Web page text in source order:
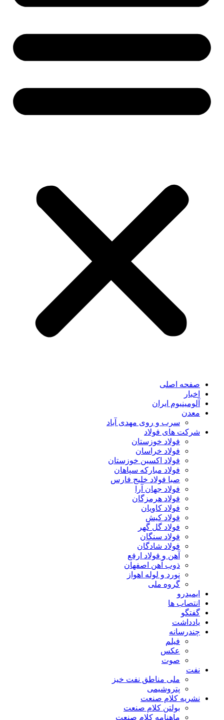
صفحه اصلی
اخبار
آلومینیوم ایران
معدن
سرب و روی مهدی آباد
شرکت های فولاد
فولاد خوزستان
فولاد خراسان
فولاد اکسین خوزستان
فولاد مبارکه سپاهان
صبا فولاد خلیج فارس
فولاد جهان آرا
فولاد هرمزگان
فولاد کاویان
فولاد کیش
فولاد گل گهر
فولاد سنگان
فولاد شادگان
آهن و فولاد ارفع
ذوب آهن اصفهان
نورد و لوله اهواز
گروه ملی
ایمیدرو
انتصاب ها
گفتگو
یادداشت
چندرسانه
فیلم
عکس
صوت
نفت
ملی مناطق نفت خیز
پتروشیمی
نشریه کلام صنعت
بولتن کلام صنعت
ماهنامه کلام صنعت